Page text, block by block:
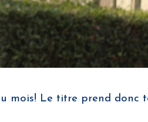
mois! Le titre prend donc